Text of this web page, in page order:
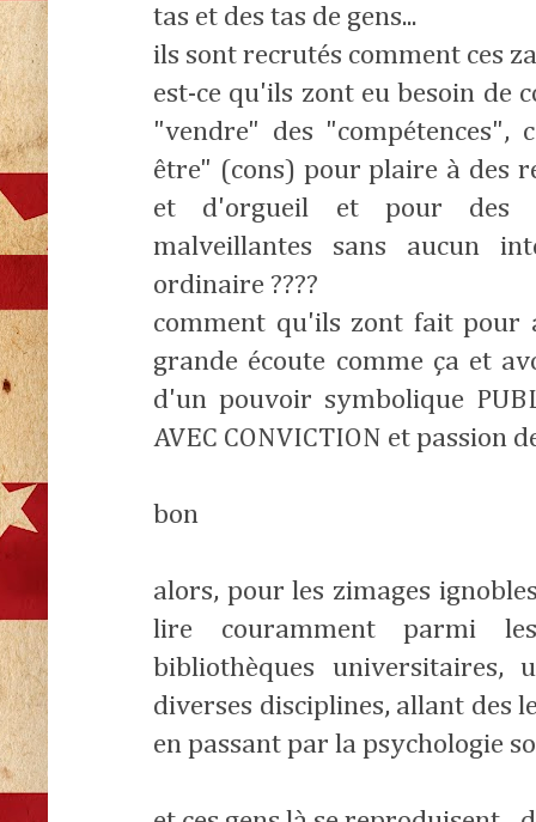
tas et des tas de gens...
ils sont recrutés comment ces
est-ce qu'ils zont eu besoin de
"vendre" des "compétences",
être" (cons) pour plaire à des
et d'orgueil et pour des
malveillantes sans aucun
ordinaire ????
comment qu'ils zont fait pour
grande écoute comme ça et
d'un pouvoir symbolique
AVEC CONVICTION et passion
bon
alors, pour les zimages
lire couramment parmi
bibliothèques universitaires,
diverses disciplines, allant des
en passant par la psychologie